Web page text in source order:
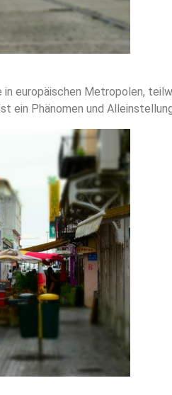
europäischen Metropolen,
ein Phänomen und